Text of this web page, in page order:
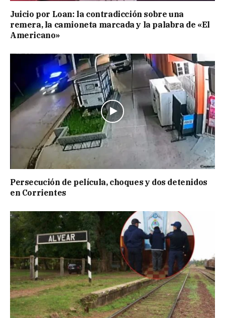
Juicio por Loan: la contradicción sobre una
remera, la camioneta marcada y la palabra de «El
Americano»
Persecución de película, choques y dos detenidos
en Corrientes